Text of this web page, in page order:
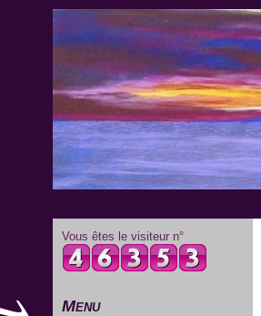
Vous êtes le visiteur n°
Menu